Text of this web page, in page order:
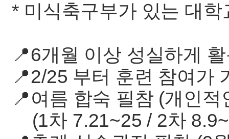
* 미식축구부가 있는 대
📍6개월 이상 성실하게
📍2/25 부터 훈련 참여가
📍여름 합숙 필참 (개인
(1차 7.21~25 / 2차